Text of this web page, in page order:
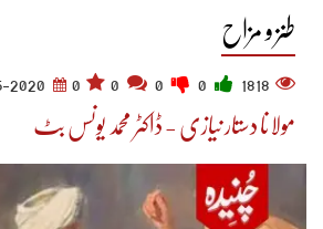
طنز و مزاح
1818
0
2020
مولانا دستار نیازی - ڈاکٹر محمد یونس بٹ